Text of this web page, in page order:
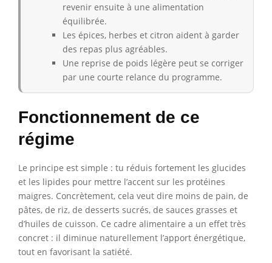
revenir ensuite à une alimentation
équilibrée.
Les épices, herbes et citron aident à garder
des repas plus agréables.
Une reprise de poids légère peut se corriger
par une courte relance du programme.
Fonctionnement de ce
régime
Le principe est simple : tu réduis fortement les glucides
et les lipides pour mettre l’accent sur les protéines
maigres. Concrètement, cela veut dire moins de pain, de
pâtes, de riz, de desserts sucrés, de sauces grasses et
d’huiles de cuisson. Ce cadre alimentaire a un effet très
concret : il diminue naturellement l’apport énergétique,
tout en favorisant la satiété.